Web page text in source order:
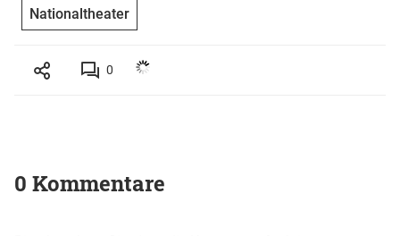
Nationaltheater
0
0 Kommentare